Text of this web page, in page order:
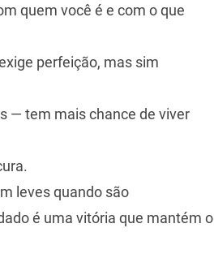
quem você é e com o que
perfeição, mas sim
— tem mais chance de viver
leves quando são
é uma vitória que mantém o